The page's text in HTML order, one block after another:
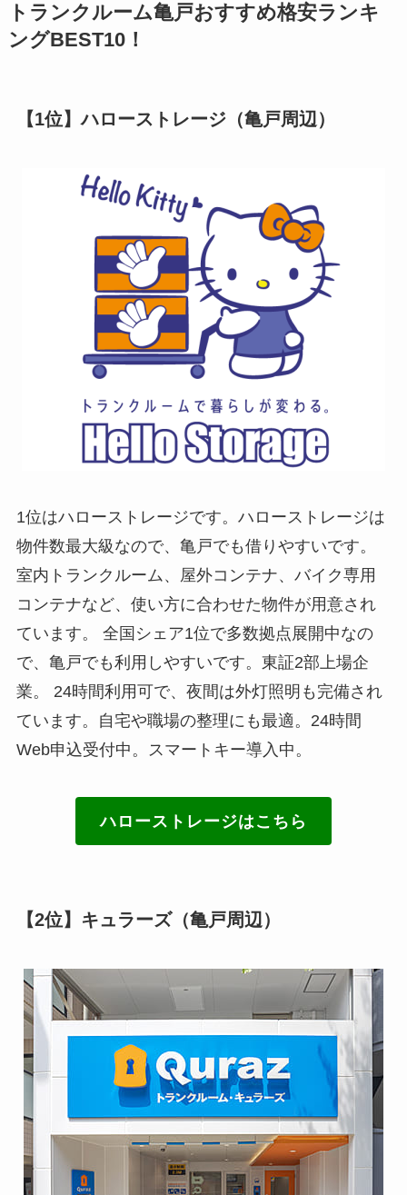
トランクルーム亀戸おすすめ格安ランキ
ングBEST10！
【1位】ハローストレージ（亀戸周辺）
1位はハローストレージです。ハローストレージは
物件数最大級なので、亀戸でも借りやすいです。
室内トランクルーム、屋外コンテナ、バイク専用
コンテナなど、使い方に合わせた物件が用意され
ています。 全国シェア1位で多数拠点展開中なの
で、亀戸でも利用しやすいです。東証2部上場企
業。 24時間利用可で、夜間は外灯照明も完備され
ています。自宅や職場の整理にも最適。24時間
Web申込受付中。スマートキー導入中。
ハローストレージはこちら
【2位】キュラーズ（亀戸周辺）